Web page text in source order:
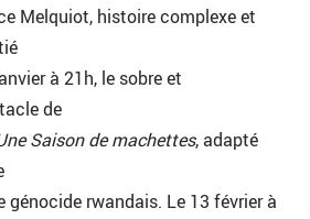
Melquiot, histoire complexe et
à 21h, le sobre et
de
Saison de machettes, adapté
génocide rwandais. Le 13 février à